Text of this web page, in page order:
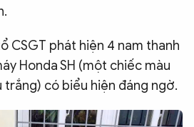
Ảnh
Văn nghệ Công an
CSGT phát hiện 4 nam thanh
Honda SH (một chiếc màu
có biểu hiện đáng ngờ.